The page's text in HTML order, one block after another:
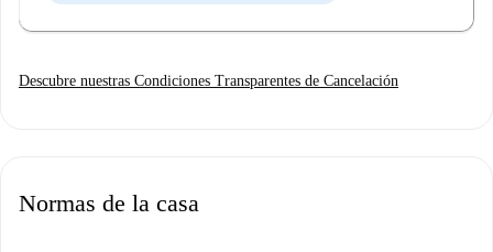
Descubre nuestras Condiciones Transparentes de Cancelación
Normas de la casa